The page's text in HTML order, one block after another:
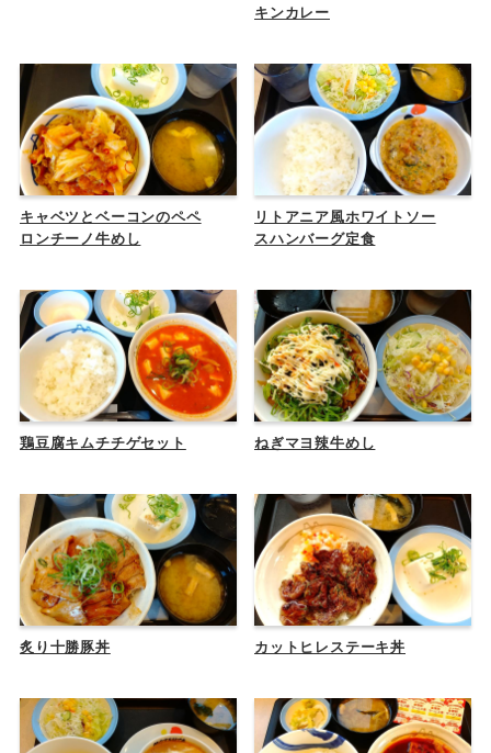
キンカレー
キャベツとベーコンのペペ
ロンチーノ牛めし
リトアニア風ホワイトソー
スハンバーグ定食
鶏豆腐キムチチゲセット ねぎマヨ辣牛めし
炙り十勝豚丼 カットヒレステーキ丼